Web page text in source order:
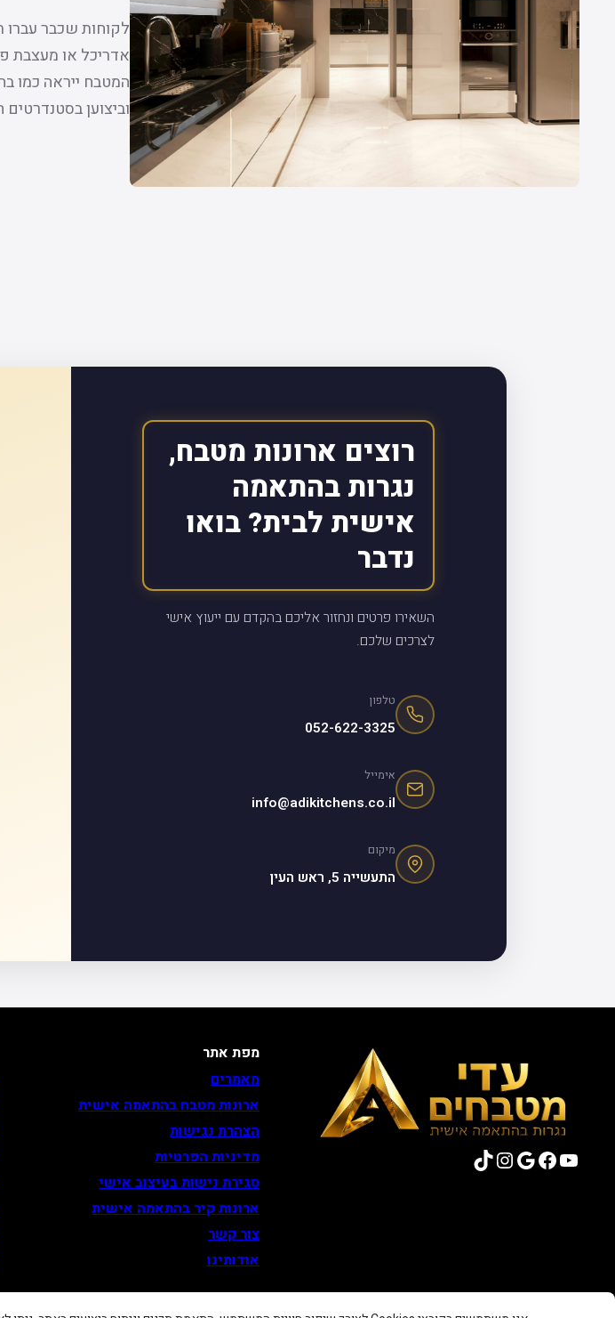
לקוחות שכבר
אדריכל או מעצבת
המטבח ייראה כמו
וביצוען בסטנדרטים
רוצים ארונות מטבח,
נגרות בהתאמה
אישית לבית? בואו
נדבר
השאירו פרטים ונחזור אליכם בהקדם עם ייעוץ אישי
לצרכים שלכם.
טלפון
052-622-3325
אימייל
info@adikitchens.co.il
מיקום
התעשייה 5, ראש העין
YouTube
Facebook
Google
Instagram
TikTok
מפת אתר
מאמרים
ארונות מטבח בהתאמה אישית
הצהרת נגישות
מדיניות הפרטיות
סגירת נישות בעיצוב אישי
ארונות קיר בהתאמה אישית
צור קשר
אודותינו